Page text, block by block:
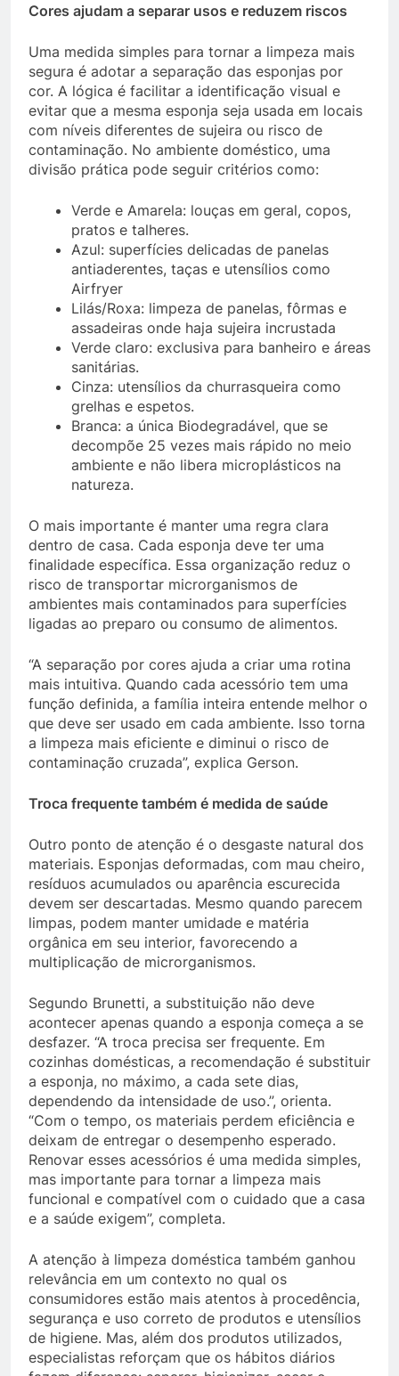
Cores ajudam a separar usos e reduzem riscos
Uma medida simples para tornar a limpeza mais
segura é adotar a separação das esponjas por
cor. A lógica é facilitar a identificação visual e
evitar que a mesma esponja seja usada em locais
com níveis diferentes de sujeira ou risco de
contaminação. No ambiente doméstico, uma
divisão prática pode seguir critérios como:
Verde e Amarela: louças em geral, copos,
pratos e talheres.
Azul: superfícies delicadas de panelas
antiaderentes, taças e utensílios como
Airfryer
Lilás/Roxa: limpeza de panelas, fôrmas e
assadeiras onde haja sujeira incrustada
Verde claro: exclusiva para banheiro e áreas
sanitárias.
Cinza: utensílios da churrasqueira como
grelhas e espetos.
Branca: a única Biodegradável, que se
decompõe 25 vezes mais rápido no meio
ambiente e não libera microplásticos na
natureza.
O mais importante é manter uma regra clara
dentro de casa. Cada esponja deve ter uma
finalidade específica. Essa organização reduz o
risco de transportar microrganismos de
ambientes mais contaminados para superfícies
ligadas ao preparo ou consumo de alimentos.
“A separação por cores ajuda a criar uma rotina
mais intuitiva. Quando cada acessório tem uma
função definida, a família inteira entende melhor o
que deve ser usado em cada ambiente. Isso torna
a limpeza mais eficiente e diminui o risco de
contaminação cruzada”, explica Gerson.
Troca frequente também é medida de saúde
Outro ponto de atenção é o desgaste natural dos
materiais. Esponjas deformadas, com mau cheiro,
resíduos acumulados ou aparência escurecida
devem ser descartadas. Mesmo quando parecem
limpas, podem manter umidade e matéria
orgânica em seu interior, favorecendo a
multiplicação de microrganismos.
Segundo Brunetti, a substituição não deve
acontecer apenas quando a esponja começa a se
desfazer. “A troca precisa ser frequente. Em
cozinhas domésticas, a recomendação é substituir
a esponja, no máximo, a cada sete dias,
dependendo da intensidade de uso.”, orienta.
“Com o tempo, os materiais perdem eficiência e
deixam de entregar o desempenho esperado.
Renovar esses acessórios é uma medida simples,
mas importante para tornar a limpeza mais
funcional e compatível com o cuidado que a casa
e a saúde exigem”, completa.
A atenção à limpeza doméstica também ganhou
relevância em um contexto no qual os
consumidores estão mais atentos à procedência,
segurança e uso correto de produtos e utensílios
de higiene. Mas, além dos produtos utilizados,
especialistas reforçam que os hábitos diários